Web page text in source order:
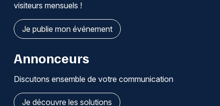
visiteurs mensuels !
Je publie mon événement
Annonceurs
Discutons ensemble de votre communication
Je découvre les solutions